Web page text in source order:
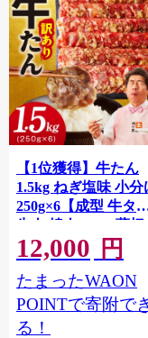
【1位獲得】牛たん
1.5kg ねぎ塩味 小分
250g×6【成型 牛タ
牛肉 焼肉 BBQ 薄切
ぎゅうたん スライス
訳あり サイズ不揃
い】 G4721
12,000 円
たまったWAON
POINTで寄附で
る！